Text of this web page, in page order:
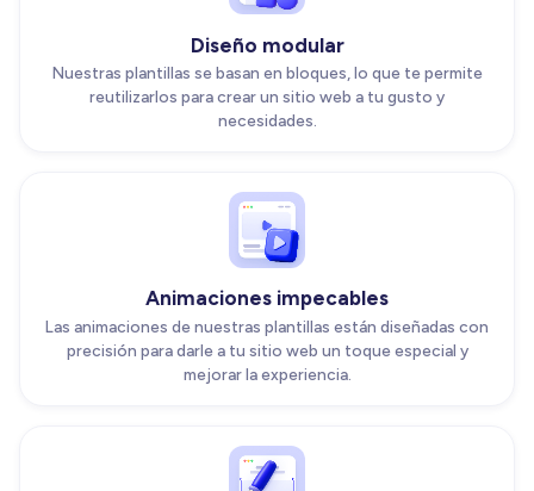
Diseño modular
Nuestras plantillas se basan en bloques, lo que te permite
reutilizarlos para crear un sitio web a tu gusto y
necesidades.
Animaciones impecables
Las animaciones de nuestras plantillas están diseñadas con
precisión para darle a tu sitio web un toque especial y
mejorar la experiencia.